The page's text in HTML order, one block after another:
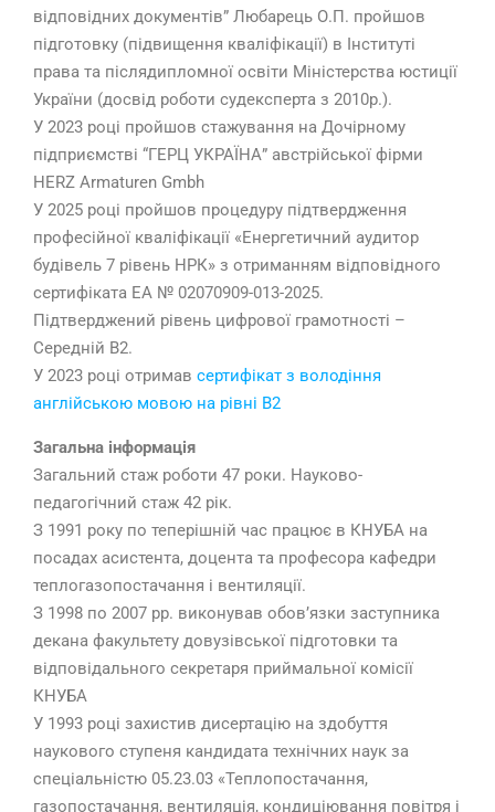
відповідних документів” Любарець О.П. пройшов
підготовку (підвищення кваліфікації) в Інституті
права та післядипломної освіти Міністерства юстиції
України (досвід роботи судексперта з 2010р.).
У 2023 році пройшов стажування на Дочірному
підприємстві “ГЕРЦ УКРАЇНА” австрійської фірми
HERZ Armaturen Gmbh
У 2025 році пройшов процедуру підтвердження
професійної кваліфікації «Енергетичний аудитор
будівель 7 рівень НРК» з отриманням відповідного
сертифіката ЕА № 02070909-013-2025.
Підтверджений рівень цифрової грамотності –
Середній B2.
У 2023 році отримав сертифікат з володіння
англійською мовою на рівні В2
Загальна інформація
Загальний стаж роботи 47 роки. Науково-
педагогічний стаж 42 рік.
З 1991 року по теперішній час працює в КНУБА на
посадах асистента, доцента та професора кафедри
теплогазопостачання і вентиляції.
З 1998 по 2007 рр. виконував обов’язки заступника
декана факультету довузівської підготовки та
відповідального секретаря приймальної комісії
КНУБА
У 1993 році захистив дисертацію на здобуття
наукового ступеня кандидата технічних наук за
спеціальністю 05.23.03 «Теплопостачання,
газопостачання, вентиляція, кондиціювання повітря і